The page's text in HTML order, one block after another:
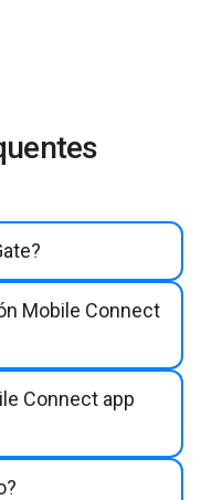
Mobile Connect
Connect app